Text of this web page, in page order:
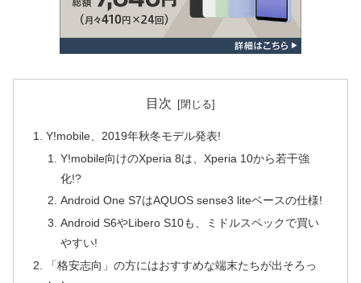
目次
Y!mobile、2019年秋冬モデル発表!
Y!mobile向けのXperia 8は、Xperia 10から若干強
化!?
Android One S7はAQUOS sense3 liteベースの仕様!
Android S6やLibero S10も、ミドルスペックで買い
やすい!
「格安志向」の方にはおすすめな端末たちが出そろっ